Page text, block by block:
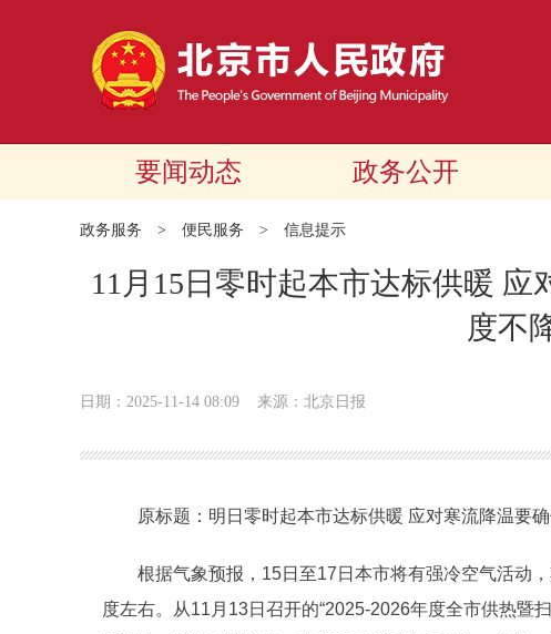
要闻动态 政务公开
政务服务 > 便民服务 > 信息提示
11月15日零时起本市达标供暖
度不
日期：2025-11-14 08:09 来源：北京日报
原标题：明日零时起本市达标供暖 应对寒流降温要确
根据气象预报，15日至17日本市将有强冷空气活动，
度左右。从11月13日召开的“2025-2026年度全市供热暨